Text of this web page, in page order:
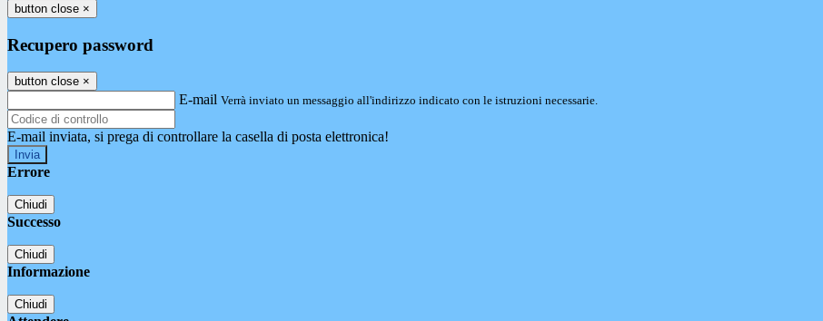
button close ×
Recupero password
button close ×
E-mail Verrà inviato un messaggio all'indirizzo indicato con le istruzioni necessarie.
E-mail inviata, si prega di controllare la casella di posta elettronica!
Errore
Chiudi
Successo
Chiudi
Informazione
Chiudi